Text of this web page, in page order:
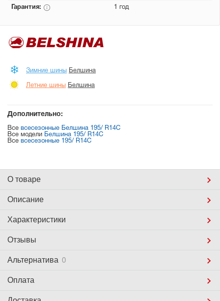
Гарантия: 1 год
Зимние шины Белшина
Летние шины Белшина
Дополнительно:
Все всесезонные Белшина 195/ R14C
Все модели Белшина 195/ R14C
Все всесезонные 195/ R14C
О товаре
Описание
Характеристики
Отзывы
Альтернатива 0
Оплата